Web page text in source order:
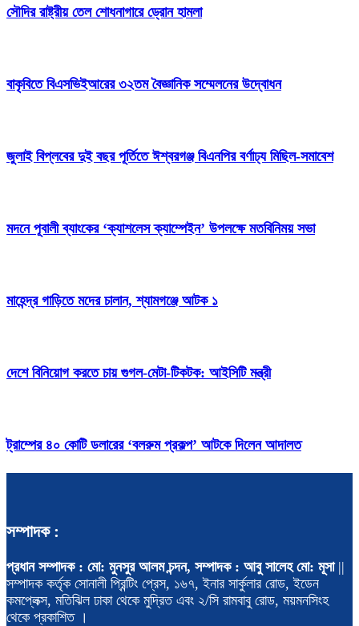
সৌদির রাষ্ট্রীয় তেল শোধনাগারে ড্রোন হামলা
বাকৃবিতে বিএসভিইআরের ৩২তম বৈজ্ঞানিক সম্মেলনের উদ্বোধন
জুলাই বিপ্লবের দুই বছর পূর্তিতে ঈশ্বরগঞ্জ বিএনপির বর্ণাঢ্য মিছিল-সমাবেশ
মদনে পূবালী ব্যাংকের ‘ক্যাশলেস ক্যাম্পেইন’ উপলক্ষে মতবিনিময় সভা
মাহেন্দ্র গাড়িতে মদের চালান, শ্যামগঞ্জে আটক ১
দেশে বিনিয়োগ করতে চায় গুগল-মেটা-টিকটক: আইসিটি মন্ত্রী
ট্রাম্পের ৪০ কোটি ডলারের ‘বলরুম প্রকল্প’ আটকে দিলেন আদালত
সম্পাদক :
প্রধান সম্পাদক : মো: মুনসুর আলম চন্দন, সম্পাদক : আবু সালেহ মো: মূসা||
সম্পাদক কর্তৃক সোনালী প্রিন্টিং প্রেস, ১৬৭, ইনার সার্কুলার রোড, ইডেন
কমপ্লেক্স, মতিঝিল ঢাকা থেকে মুদ্রিত এবং ২/সি রামবাবু রোড, ময়মনসিংহ
থেকে প্রকাশিত ।